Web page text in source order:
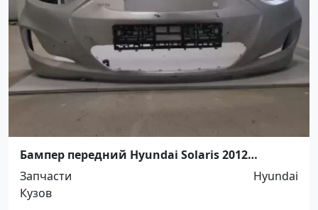
Бампер передний Hyundai Solaris 2012
Кропоткин
Запчасти
Hyundai
Кузов